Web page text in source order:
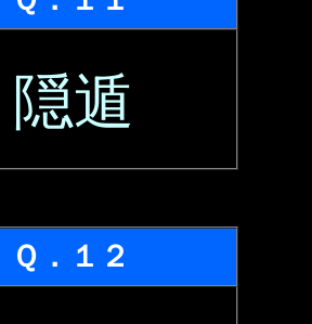
隠遁
Ｑ．１２